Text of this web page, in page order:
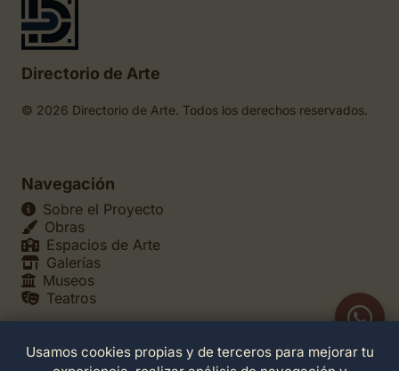
Directorio de Arte
© 2026 Directorio de Arte. Todos los derechos reservados.
Navegación
Sobre el Proyecto
Obras
Espacios de Arte
Galerías
Museos
Teatros
Legales
Usamos cookies propias y de terceros para mejorar tu